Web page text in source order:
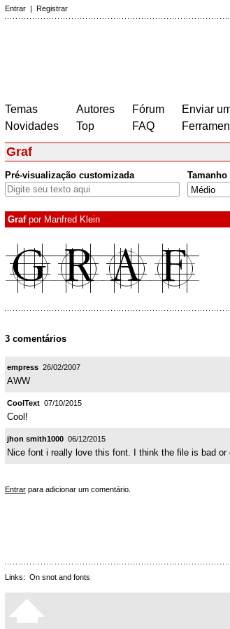
Entrar | Registrar
Temas
Novidades
Autores
Top
Fórum
FAQ
Enviar
Graf
Pré-visualização customizada Tamanho
Grafpor Manfred Klein
3 comentários
empress 26/02/2007
AWW
CoolText 07/10/2015
Cool!
jhon smith1000 06/12/2015
Nice font i really love this font. I think the file is bad
Entrar para adicionar um comentário.
Links: On snot and fonts